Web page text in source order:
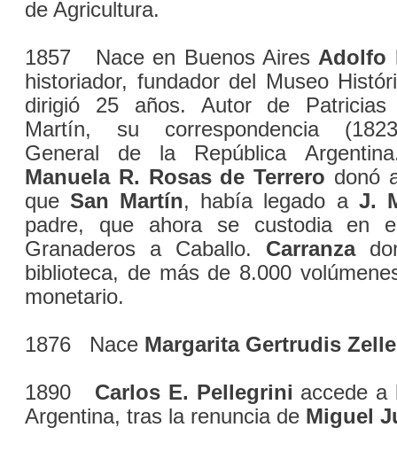
de Agricultura.
1857 Nace en Buenos Aires Adolfo
historiador, fundador del Museo
dirigió 25 años. Autor de Patricias
Martín, su correspondencia
General de la República
Manuela R. Rosas de Terrero donó
que San Martín, había legado a J.
padre, que ahora se custodia en
Granaderos a Caballo. Carranza
biblioteca, de más de 8.000
monetario.
1876 Nace Margarita Gertrudis Zelle
1890 Carlos E. Pellegrini accede a
Argentina, tras la renuncia de Miguel